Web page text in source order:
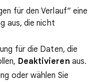
für den Verlauf“ eine
aus, die nicht
für die Daten, die
Deaktivieren aus.
oder wählen Sie